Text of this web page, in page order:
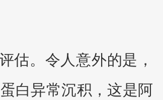
估。令人意外的是，
白异常沉积，这是阿